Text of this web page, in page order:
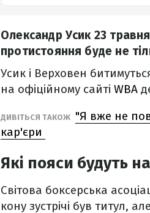
Олександр Усик 23
протистояння буде не
Усик і Верховен
на офіційному сайті WBA
ДИВІТЬСЯ ТАКОЖ "Я вже не
кар'єри
Які пояси будуть
Світова боксерська
кону зустрічі був титул,